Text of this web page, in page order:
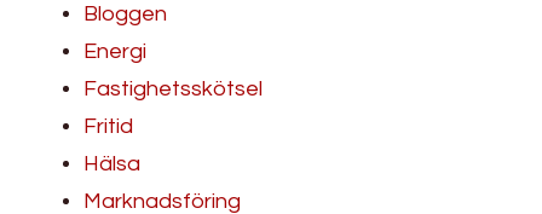
Bloggen
Energi
Fastighetsskötsel
Fritid
Hälsa
Marknadsföring